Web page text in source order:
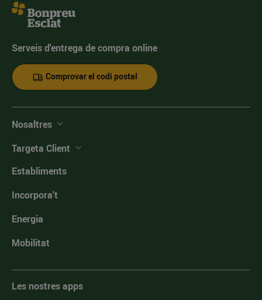
Serveis d'entrega de compra online
Comprovar el codi postal
Nosaltres
Targeta Client
Establiments
Incorpora't
Energia
Mobilitat
Les nostres apps